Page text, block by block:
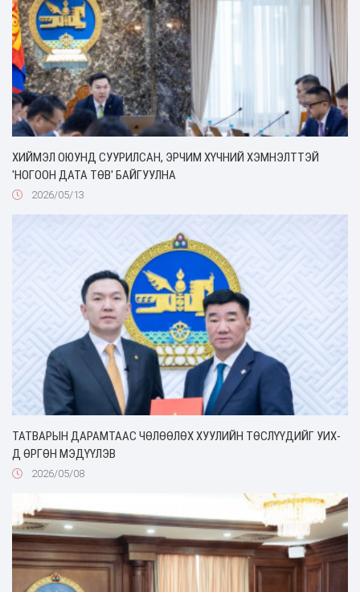
ХИЙМЭЛ ОЮУНД СУУРИЛСАН, ЭРЧИМ ХҮЧНИЙ ХЭМНЭЛТТЭЙ
'НОГООН ДАТА ТӨВ' БАЙГУУЛНА
2026/05/13
ТАТВАРЫН ДАРАМТААС ЧӨЛӨӨЛӨХ ХУУЛИЙН ТӨСЛҮҮДИЙГ УИХ-
Д ӨРГӨН МЭДҮҮЛЭВ
2026/05/08